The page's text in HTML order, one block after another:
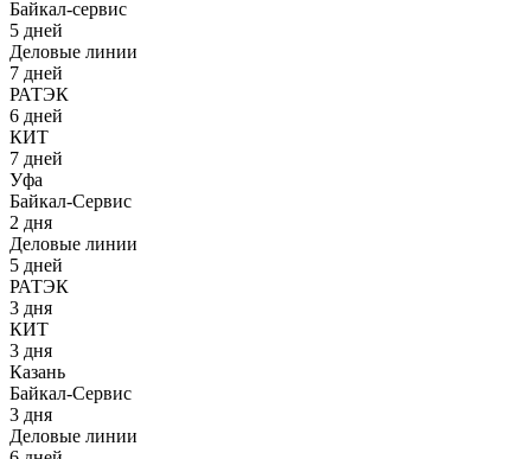
Байкал-сервис
5 дней
Деловые линии
7 дней
РАТЭК
6 дней
КИТ
7 дней
Уфа
Байкал-Сервис
2 дня
Деловые линии
5 дней
РАТЭК
3 дня
КИТ
3 дня
Казань
Байкал-Сервис
3 дня
Деловые линии